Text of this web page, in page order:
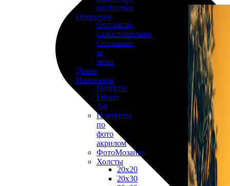
настенные
Открытки
Отправлю
самостоятельно
Отправьте
за
меня
Декор
Интерьера
Потреты
Dream
Art
Портреты
по
фото
акрилом
ФотоМозаика
Холсты
20х20
20х30